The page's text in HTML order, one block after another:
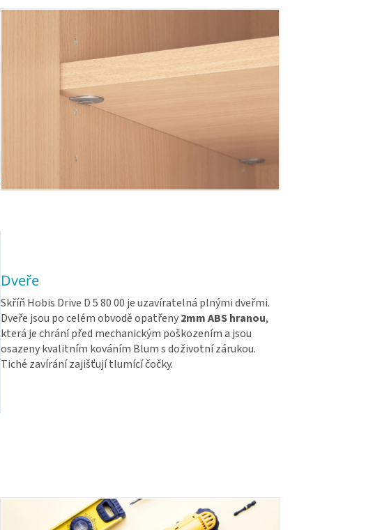
Dveře
Skříň Hobis Drive D 5 80 00 je uzavíratelná plnými dveřmi.
Dveře jsou po celém obvodě opatřeny2mm ABS hranou,
která je chrání před mechanickým poškozením a jsou
osazeny kvalitním kováním Blum s doživotní zárukou.
Tiché zavírání zajišťují tlumící čočky.